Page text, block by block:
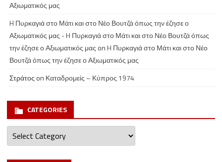
Αξιωματικός μας
H Πυρκαγιά στο Μάτι και στο Νέο Βουτζά όπως την έζησε ο
Αξιωματικός μας - H Πυρκαγιά στο Μάτι και στο Νέο Βουτζά όπως
την έζησε ο Αξιωματικός μας onH Πυρκαγιά στο Μάτι και στο Νέο
Βουτζά όπως την έζησε ο Αξιωματικός μας
Στράτος on Καταδρομείς – Κύπρος 1974
CATEGORIES
Categories